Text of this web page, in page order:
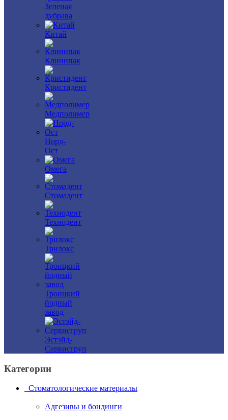
Зеленая
дубрава
Китай
Клинипак
Кристидент
Медполимер
Норд-
Ост
Омега
Стомадент
Технодент
Трилокс
Троицкий
йодный
завод
Эстэйд-
Сервисгруп
Категории
Стоматологические материалы
Адгезивы и бондинги